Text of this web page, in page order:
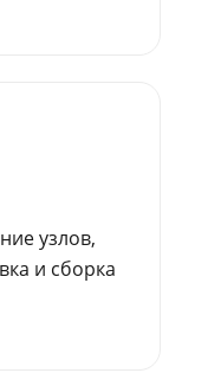
узлов,
и сборка